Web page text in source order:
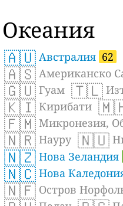
Океания
🇦🇺 Австралия 62
🇦🇸 Американско
🇬🇺 Гуам 🇹🇱
🇰🇮 Кирибати
🇫🇲 Микронезия,
🇳🇷 Науру 🇳🇺
🇳🇿 Нова Зеландия
🇳🇨 Нова
🇳🇫 Остров